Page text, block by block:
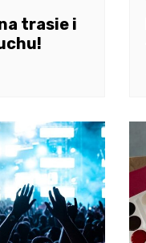
trasie i